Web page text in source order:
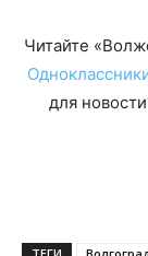
Читайте
для